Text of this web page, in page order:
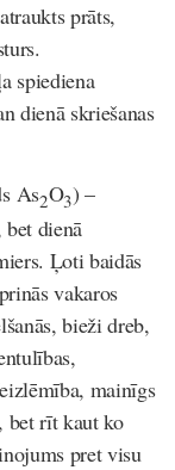
prāts,
spiediena
dienā skriešanas
As2O3)–
dienā
Ļoti baidās
vakaros
bieži dreb,
mainīgs
bet rīt kaut ko
pret visu